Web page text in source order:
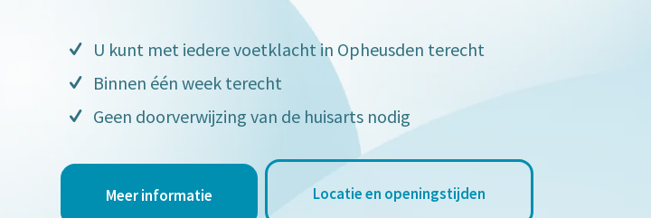
U kunt met iedere voetklacht in Opheusden terecht
Binnen één week terecht
Geen doorverwijzing van de huisarts nodig
Meer informatie Locatie en openingstijden